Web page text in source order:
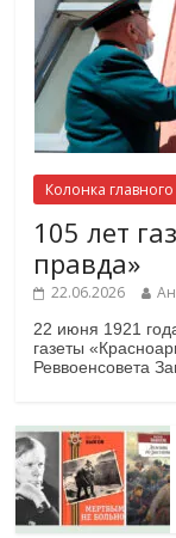
Колонка
105 лет
правда»
22.06.2026
22 июня 1921
газеты
Реввоенсовета